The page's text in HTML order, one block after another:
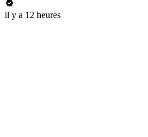
il y a 12 heures